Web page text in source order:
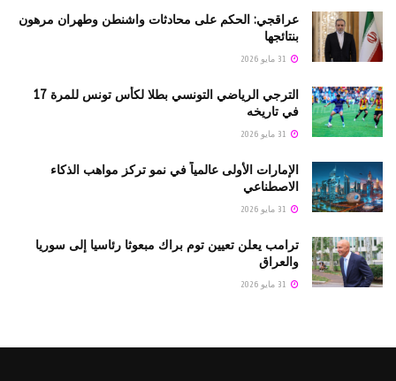
عراقجي: الحكم على محادثات واشنطن وطهران مرهون
بنتائجها
الترجي الرياضي التونسي بطلا لكأس تونس للمرة 17
في تاريخه
الإمارات الأولى عالمياً في نمو تركز مواهب الذكاء
الاصطناعي
ترامب يعلن تعيين توم براك مبعوثا رئاسيا إلى سوريا
والعراق